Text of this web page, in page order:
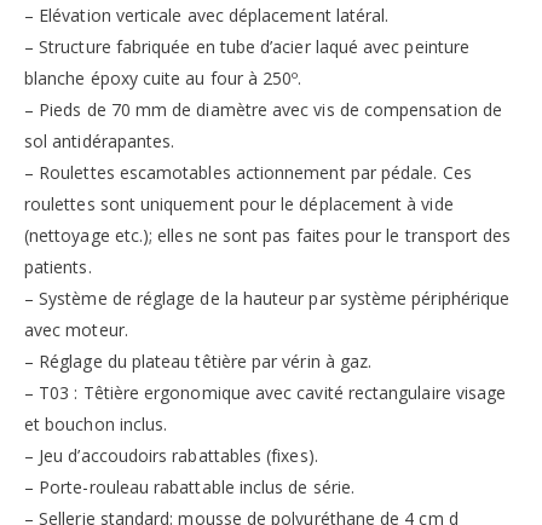
– Elévation verticale avec déplacement latéral.
– Structure fabriquée en tube d’acier laqué avec peinture
blanche époxy cuite au four à 250º.
– Pieds de 70 mm de diamètre avec vis de compensation de
sol antidérapantes.
– Roulettes escamotables actionnement par pédale. Ces
roulettes sont uniquement pour le déplacement à vide
(nettoyage etc.); elles ne sont pas faites pour le transport des
patients.
– Système de réglage de la hauteur par système périphérique
avec moteur.
– Réglage du plateau têtière par vérin à gaz.
– T03 : Têtière ergonomique avec cavité rectangulaire visage
et bouchon inclus.
– Jeu d’accoudoirs rabattables (fixes).
– Porte-rouleau rabattable inclus de série.
– Sellerie standard: mousse de polyuréthane de 4 cm d